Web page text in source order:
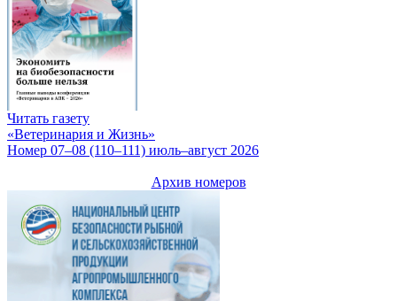
Читать газету
«Ветеринария и Жизнь»
Номер 07–08 (110–111) июль–август 2026
Архив номеров